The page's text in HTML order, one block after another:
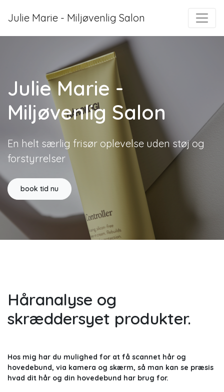
Julie Marie - Miljøvenlig Salon
Julie Marie -
Miljøvenlig Salon
En helt særlig frisør oplevelse uden støj og
forstyrrelser
book tid nu
Håranalyse og
skræddersyet produkter.
Hos mig har du mulighed for at få scannet hår og
hovedebund, via kamera og skærm, så man kan se præsis
hvad dit hår og din hovedebund har brug for.